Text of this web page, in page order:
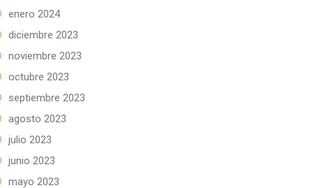
enero 2024
diciembre 2023
noviembre 2023
octubre 2023
septiembre 2023
agosto 2023
julio 2023
junio 2023
mayo 2023